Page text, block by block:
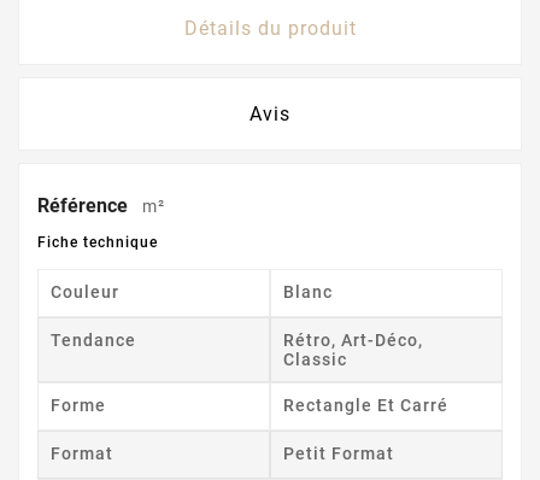
Détails du produit
Avis
Référence m²
Fiche technique
Couleur Blanc
Tendance
Rétro, Art-Déco,
Classic
Forme Rectangle Et Carré
Format Petit Format